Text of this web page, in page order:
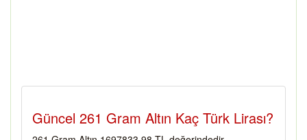
Güncel 261 Gram Altın Kaç Türk Lirası?